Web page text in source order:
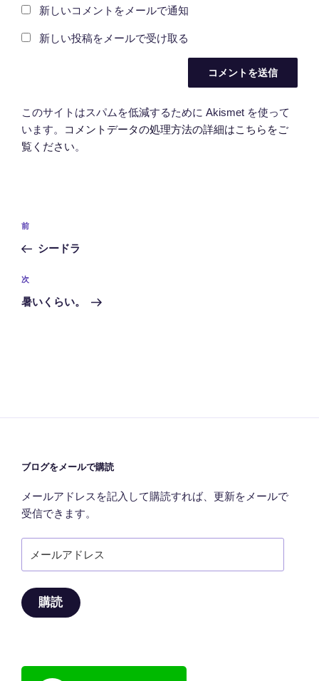
新しいコメントをメールで通知
新しい投稿をメールで受け取る
このサイトはスパムを低減するために Akismet を使って
います。
コメントデータの処理方法の詳細はこちらをご
覧ください。
投
ナ
ビ
ゲ
前
の
稿
前
シードラ
次
の
次
暑いくらい。
ブログをメールで購読
メールアドレスを記入して購読すれば、更新をメールで
受信できます。
ー
ア
ド
購読